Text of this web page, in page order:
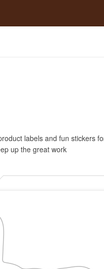
labels and fun stickers
up the great work